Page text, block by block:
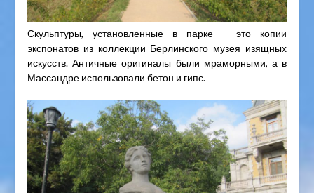
Скульптуры, установленные в парке – это копии
экспонатов из коллекции Берлинского музея изящных
искусств. Античные оригиналы были мраморными, а в
Массандре использовали бетон и гипс.